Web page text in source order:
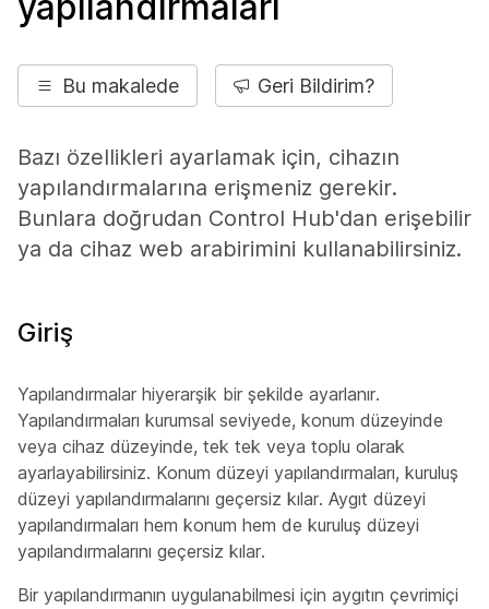
Bu makalede Geri Bildirim?
Bazı özellikleri ayarlamak için, cihazın
yapılandırmalarına erişmeniz gerekir.
Bunlara doğrudan Control Hub'dan erişebilir
ya da cihaz web arabirimini kullanabilirsiniz.
Giriş
Yapılandırmalar hiyerarşik bir şekilde ayarlanır.
Yapılandırmaları kurumsal seviyede, konum düzeyinde
veya cihaz düzeyinde, tek tek veya toplu olarak
ayarlayabilirsiniz. Konum düzeyi yapılandırmaları, kuruluş
düzeyi yapılandırmalarını geçersiz kılar. Aygıt düzeyi
yapılandırmaları hem konum hem de kuruluş düzeyi
yapılandırmalarını geçersiz kılar.
Bir yapılandırmanın uygulanabilmesi için aygıtın çevrimiçi